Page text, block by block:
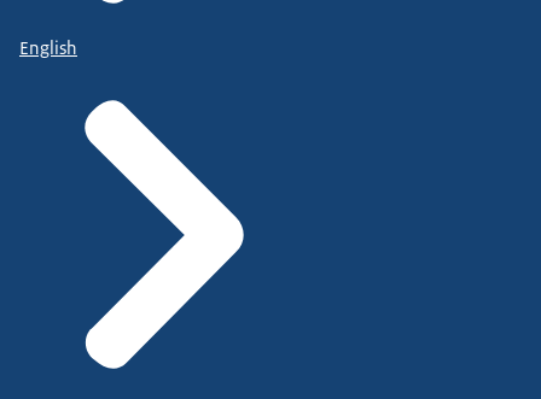
English